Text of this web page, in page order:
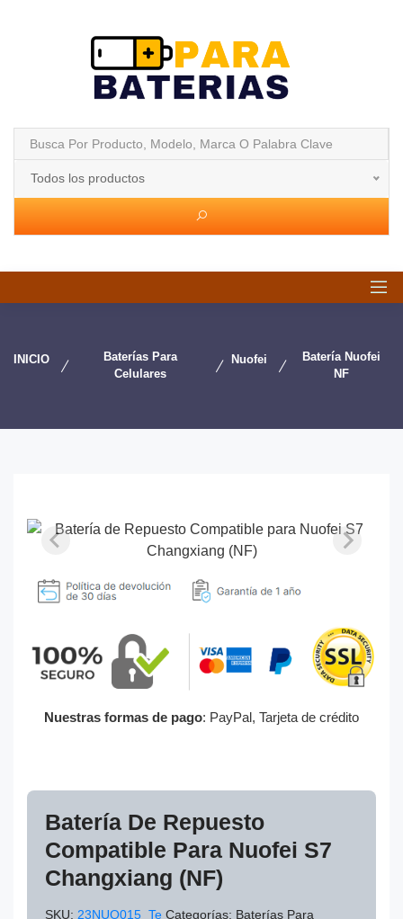
Todos los productos
INICIO
Baterías Para
Celulares
Nuofei
Batería Nuofei
NF
Nuestras formas de pago: PayPal, Tarjeta de crédito
Batería De Repuesto
Compatible Para Nuofei S7
Changxiang (NF)
SKU: 23NUO015_Te Categorías: Baterías Para